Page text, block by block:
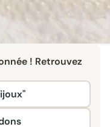
! Retrouvez